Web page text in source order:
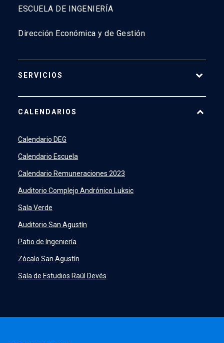
ESCUELA DE INGENIERÍA
Dirección Económica y de Gestión
SERVICIOS
SIDINGlaunch
Academic Intelligence
PeopleSoftlaunch
ERPlaunch
CALENDARIOS
Calendario DEG
Calendario Escuela
Calendario Remuneraciones 2023
Auditorio Complejo Andrónico Luksic
Sala Verde
Auditorio San Agustín
Patio de Ingeniería
Zócalo San Agustín
Sala de Estudios Raúl Devés